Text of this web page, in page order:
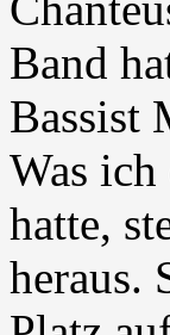
Band
Bassist
Was
hatte,
heraus.